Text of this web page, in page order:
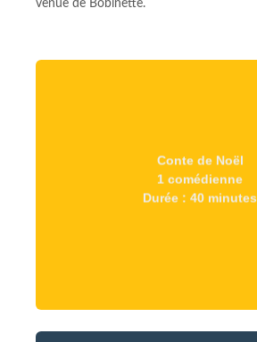
venue de Bobinette.
Conte de Noël
1 comédienne
Durée : 40 minutes
Conte de Noël
1 comédienne
Durée : 40 minutes